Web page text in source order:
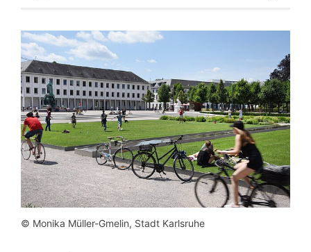
© Monika Müller-Gmelin, Stadt Karlsruhe